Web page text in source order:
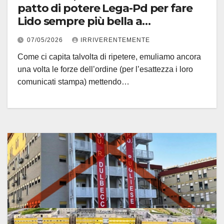
patto di potere Lega-Pd per fare
Lido sempre più bella a
vantaggio… ricchi o chi si può
curare dove vuole. Ospedale a
Germaneto come stazione Fs (via
da Sala). Stesso copione per fine
annunciata!
07/05/2026 IRRIVERENTEMENTE
Come ci capita talvolta di ripetere, emuliamo ancora
una volta le forze dell’ordine (per l’esattezza i loro
comunicati stampa) mettendo…